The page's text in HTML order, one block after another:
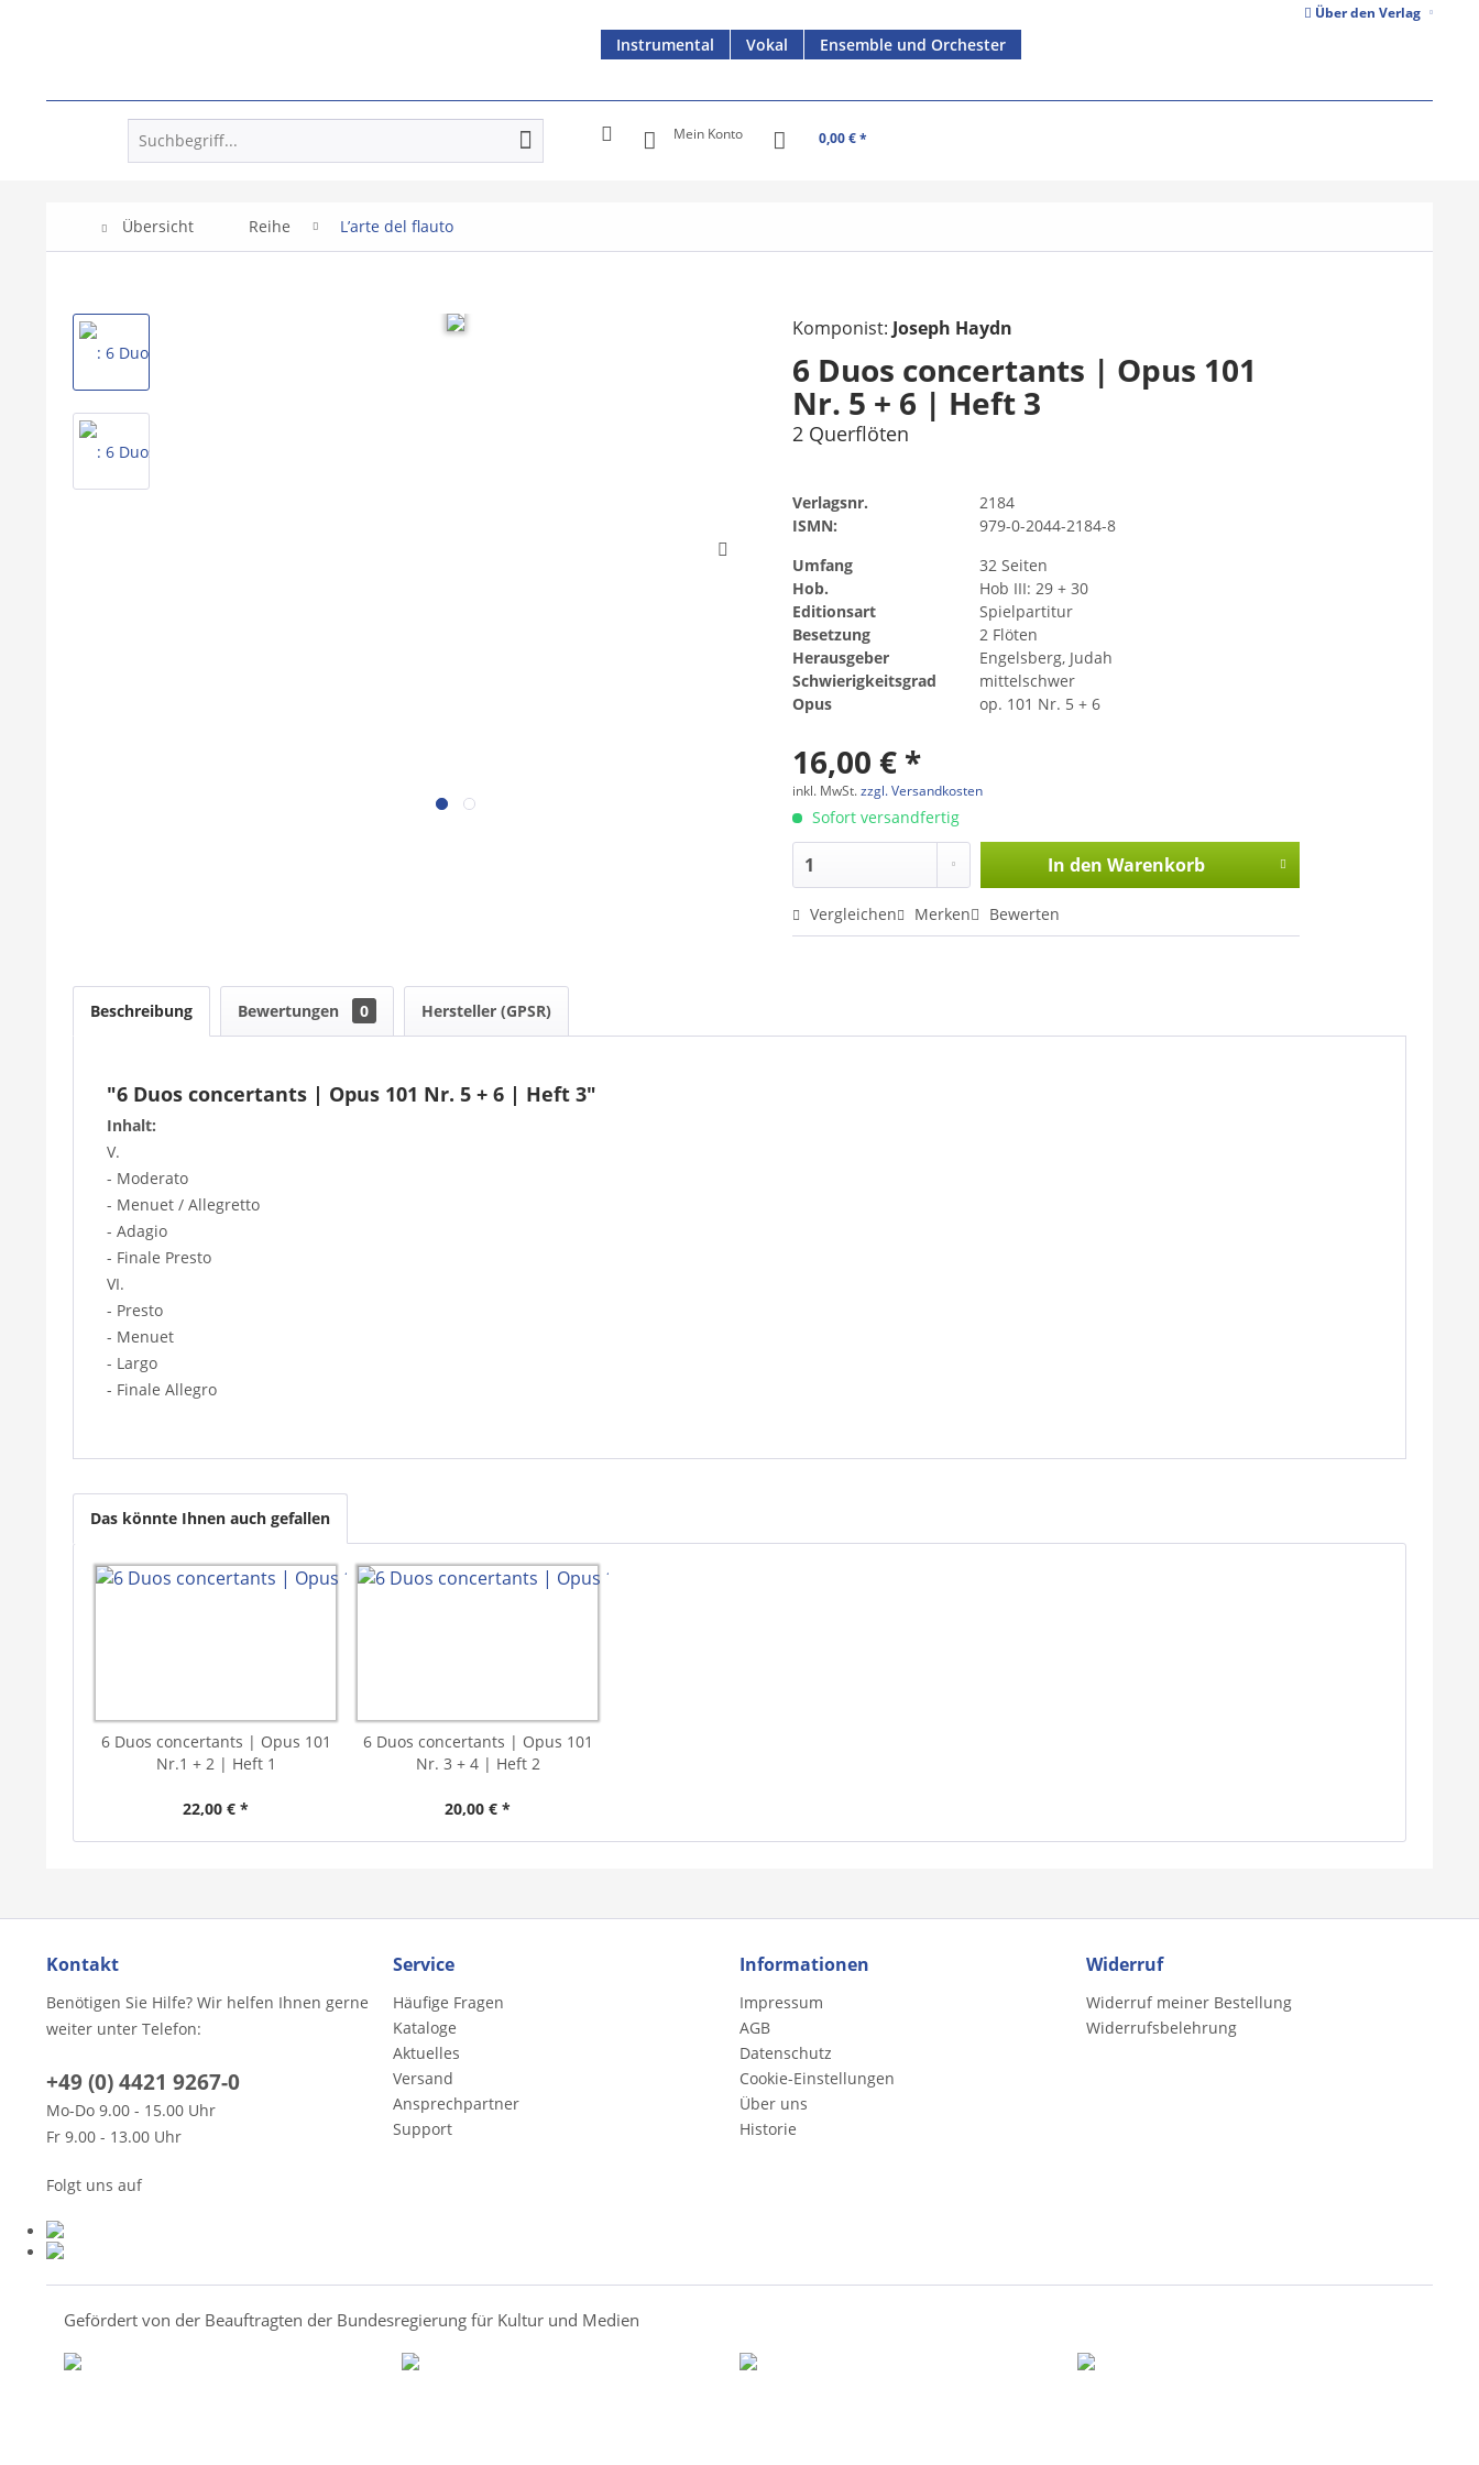
Über den Verlag
Instrumental Vokal Ensemble und Orchester
Mein Konto 0,00 € *
Übersicht Reihe L’arte del flauto
Komponist: Joseph Haydn
6 Duos concertants | Opus 101
Nr. 5 + 6 | Heft 3
2 Querflöten
Verlagsnr.
2184
ISMN:
979-0-2044-2184-8
Umfang
32 Seiten
Hob.
Hob III: 29 + 30
Editionsart
Spielpartitur
Besetzung
2 Flöten
Herausgeber
Engelsberg, Judah
Schwierigkeitsgrad
mittelschwer
Opus
op. 101 Nr. 5 + 6
16,00 € *
inkl. MwSt.zzgl. Versandkosten
Sofort versandfertig
In den Warenkorb
Vergleichen Merken Bewerten
Beschreibung Bewertungen 0 Hersteller (GPSR)
"6 Duos concertants | Opus 101 Nr. 5 + 6 | Heft 3"
Inhalt:
V.
- Moderato
- Menuet / Allegretto
- Adagio
- Finale Presto
VI.
- Presto
- Menuet
- Largo
- Finale Allegro
Das könnte Ihnen auch gefallen
6 Duos concertants | Opus 101
Nr.1 + 2 | Heft 1
22,00 € *
6 Duos concertants | Opus 101
Nr. 3 + 4 | Heft 2
20,00 € *
Kontakt
Benötigen Sie Hilfe? Wir helfen Ihnen gerne
weiter unter Telefon:
+49 (0) 4421 9267-0
Mo-Do 9.00 - 15.00 Uhr
Fr 9.00 - 13.00 Uhr
Folgt uns auf
Service
Häufige Fragen
Kataloge
Aktuelles
Versand
Ansprechpartner
Support
Informationen
Impressum
AGB
Datenschutz
Cookie-Einstellungen
Über uns
Historie
Widerruf
Widerruf meiner Bestellung
Widerrufsbelehrung
Gefördert von der Beauftragten der Bundesregierung für Kultur und Medien